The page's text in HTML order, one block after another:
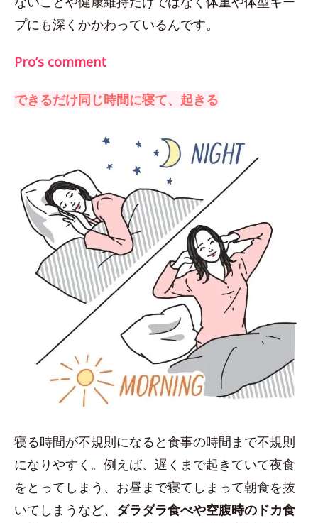
プにも深くかかわっているんです。
Pro’s comment
できるだけ同じ時間に寝て、起きる
寝る時間が不規則になると食事の時間まで不規則
になりやすく。例えば、遅くまで起きていて夜食
をとってしまう、お昼まで寝てしまって朝食を抜
いてしまうなど、 ダラダラ食べや空腹時のドカ食